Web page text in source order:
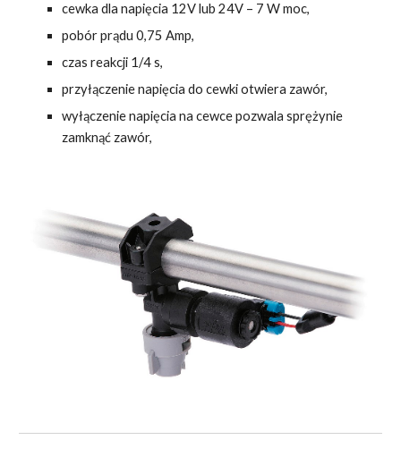
cewka dla napięcia 12V lub 24V – 7 W moc,
pobór prądu 0,75 Amp,
czas reakcji 1/4 s,
przyłączenie napięcia do cewki otwiera zawór,
wyłączenie napięcia na cewce pozwala sprężynie
zamknąć zawór,